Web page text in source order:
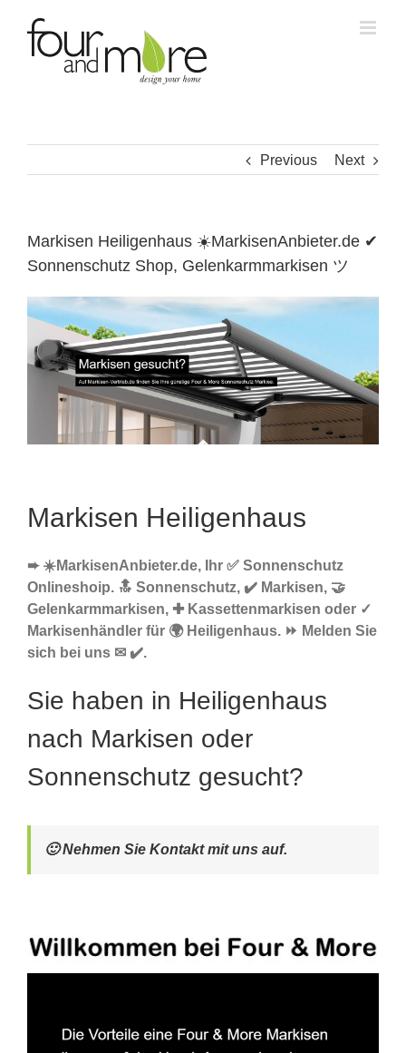
content
Previous Next
Markisen Heiligenhaus ☀️MarkisenAnbieter.de ✔
Sonnenschutz Shop, Gelenkarmmarkisen ツ
Markisen Heiligenhaus
➨ ☀️MarkisenAnbieter.de, Ihr ✅ Sonnenschutz
Onlineshoip. 🔝 Sonnenschutz, ✔️ Markisen, 🤝
Gelenkarmmarkisen, ✚ Kassettenmarkisen oder ✓
Markisenhändler für 🌍 Heiligenhaus. ⏩ Melden Sie
sich bei uns ✉ ✔️.
Sie haben in Heiligenhaus
nach Markisen oder
Sonnenschutz gesucht?
🙂 Nehmen Sie Kontakt mit uns auf.